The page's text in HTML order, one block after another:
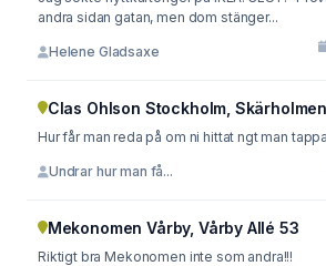
andra sidan gatan, men dom stänger...
Helene Gladsaxe
Clas Ohlson Stockholm, Skärholmen
Hur får man reda på om ni hittat ngt man
Undrar hur man få...
Mekonomen Vårby, Vårby Allé 53
Riktigt bra Mekonomen inte som andra!!!